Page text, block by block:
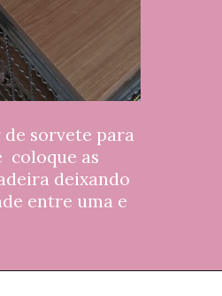
sorvete para
coloque as
deixando
entre uma e